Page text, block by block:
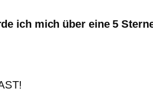
ich mich über eine 5